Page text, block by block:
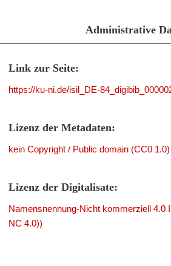
Administrative
Link zur Seite:
https://ku-ni.de/isil_DE-
Lizenz der Metadaten:
kein Copyright / Public domain (CC0 1.0)
Lizenz der Digitalisate:
Namensnennung-Nicht kommerziell 4.0
NC 4.0))